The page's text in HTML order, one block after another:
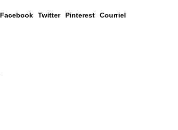
Facebook Twitter Pinterest Courriel